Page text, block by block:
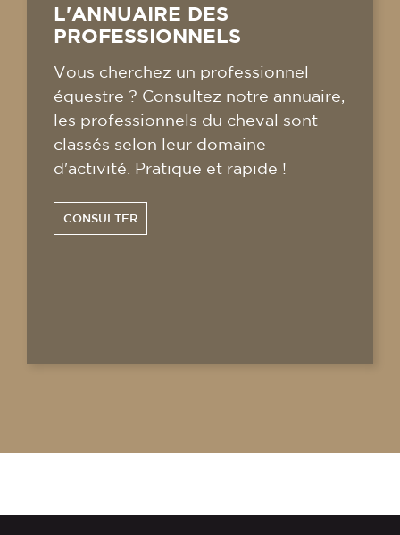
L'ANNUAIRE DES
PROFESSIONNELS
Vous cherchez un professionnel
équestre ? Consultez notre annuaire,
les professionnels du cheval sont
classés selon leur domaine
d'activité. Pratique et rapide !
CONSULTER